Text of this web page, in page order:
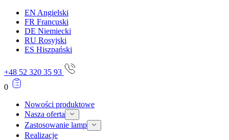
EN Angielski
FR Francuski
DE Niemiecki
RU Rosyjski
ES Hiszpański
+48 52 320 35 93
0
Nowości produktowe
Nasza oferta
Zastosowanie lamp
Realizacje